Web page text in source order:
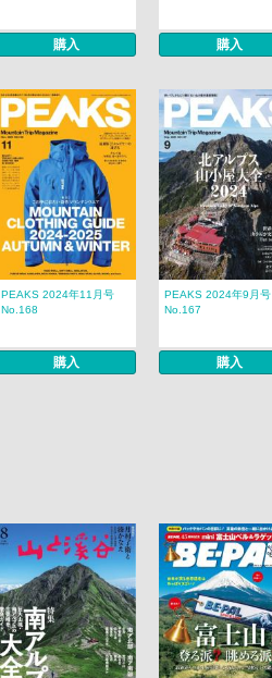
購入 購入
PEAKS 2024年11月号
No.168
購入
PEAKS 2024年9月号
No.167
購入